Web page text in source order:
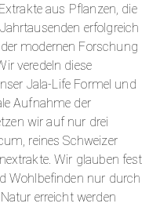
aus Pflanzen, die
erfolgreich
modernen Forschung
veredeln diese
Jala-Life Formel und
Aufnahme der
wir auf nur drei
reines Schweizer
Wir glauben fest
Wohlbefinden nur durch
erreicht werden